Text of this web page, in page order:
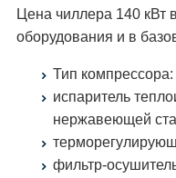
Цена чиллера 140 кВт
оборудования и в
Тип
испаритель
нержавеющей
фильтр-